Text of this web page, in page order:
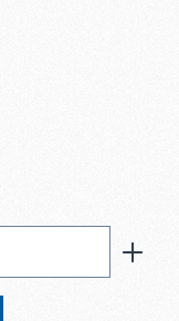
Wert ein